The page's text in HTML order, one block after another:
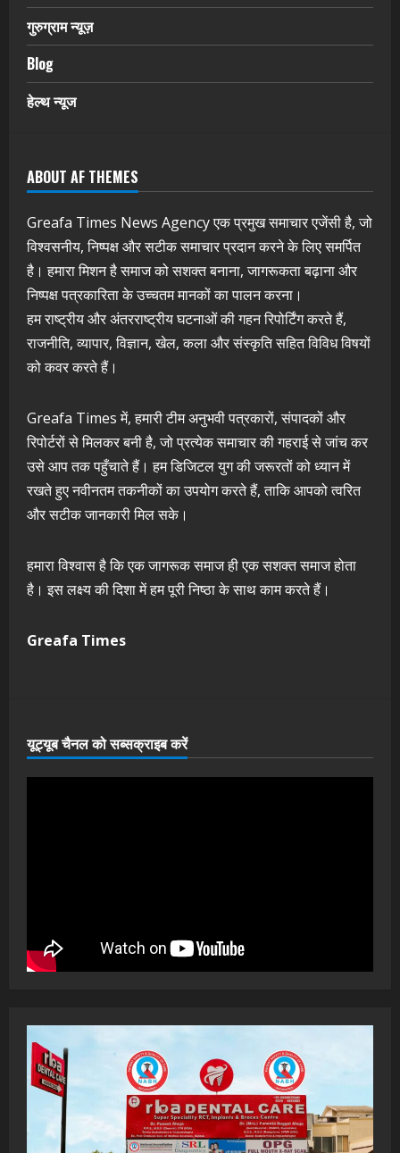
गुरुग्राम न्यूज़
Blog
हेल्थ न्यूज
ABOUT AF THEMES
Greafa Times News Agency एक प्रमुख समाचार एजेंसी है, जो
विश्वसनीय, निष्पक्ष और सटीक समाचार प्रदान करने के लिए समर्पित
है। हमारा मिशन है समाज को सशक्त बनाना, जागरूकता बढ़ाना और
निष्पक्ष पत्रकारिता के उच्चतम मानकों का पालन करना।
हम राष्ट्रीय और अंतरराष्ट्रीय घटनाओं की गहन रिपोर्टिंग करते हैं,
राजनीति, व्यापार, विज्ञान, खेल, कला और संस्कृति सहित विविध विषयों
को कवर करते हैं।
Greafa Times में, हमारी टीम अनुभवी पत्रकारों, संपादकों और
रिपोर्टरों से मिलकर बनी है, जो प्रत्येक समाचार की गहराई से जांच कर
उसे आप तक पहुँचाते हैं। हम डिजिटल युग की जरूरतों को ध्यान में
रखते हुए नवीनतम तकनीकों का उपयोग करते हैं, ताकि आपको त्वरित
और सटीक जानकारी मिल सके।
हमारा विश्वास है कि एक जागरूक समाज ही एक सशक्त समाज होता
है। इस लक्ष्य की दिशा में हम पूरी निष्ठा के साथ काम करते हैं।
Greafa Times
यूट्यूब चैनल को सब्सक्राइब करें